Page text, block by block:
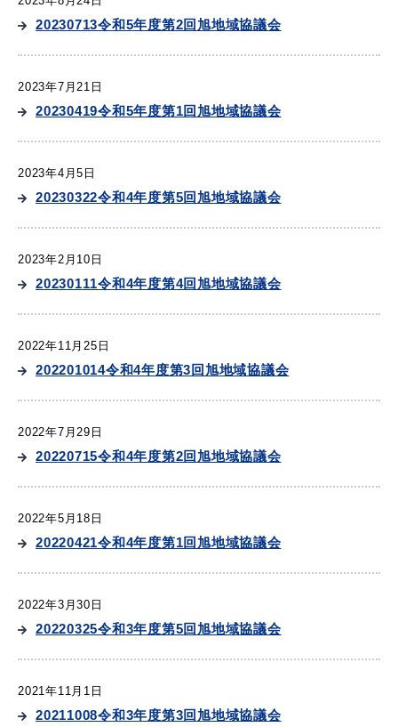
公共施設
便利なサービス
気象情報リンク集
目的別の
窓口案内
申請書
20230713令和5年度第2回旭地域協議会
2023年7月21日
20230419令和5年度第1回旭地域協議会
2023年4月5日
20230322令和4年度第5回旭地域協議会
2023年2月10日
20230111令和4年度第4回旭地域協議会
2022年11月25日
202201014令和4年度第3回旭地域協議会
2022年7月29日
20220715令和4年度第2回旭地域協議会
2022年5月18日
20220421令和4年度第1回旭地域協議会
2022年3月30日
20220325令和3年度第5回旭地域協議会
2021年11月1日
20211008令和3年度第3回旭地域協議会